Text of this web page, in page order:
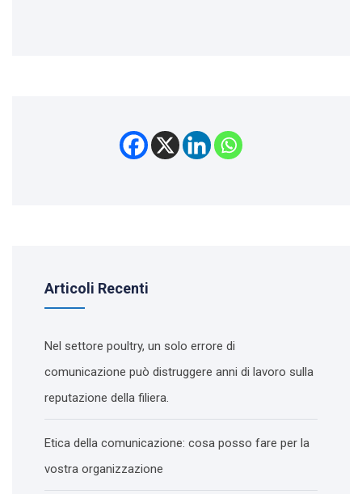
Articoli Recenti
Nel settore poultry, un solo errore di
comunicazione può distruggere anni di lavoro sulla
reputazione della filiera.
Etica della comunicazione: cosa posso fare per la
vostra organizzazione